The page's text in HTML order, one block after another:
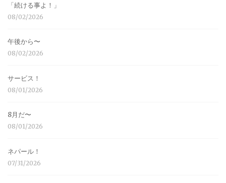
「続ける事よ！」
08/02/2026
午後から〜
08/02/2026
サービス！
08/01/2026
8月だ〜
08/01/2026
ネパール！
07/31/2026